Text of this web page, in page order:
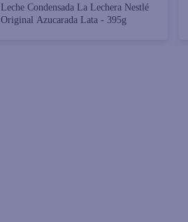
Leche Condensada La Lechera Nestlé
Original Azucarada Lata - 395g